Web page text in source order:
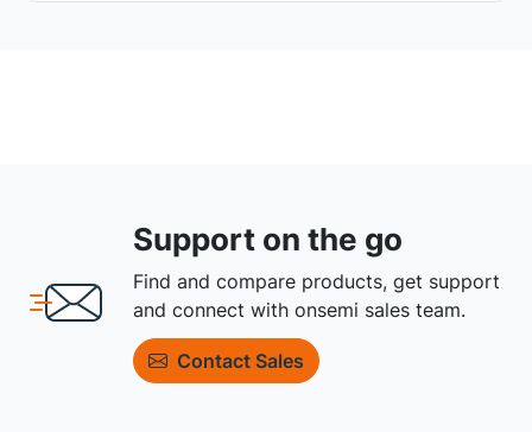
Support on the go
Find and compare products, get support
and connect with onsemi sales team.
Contact Sales